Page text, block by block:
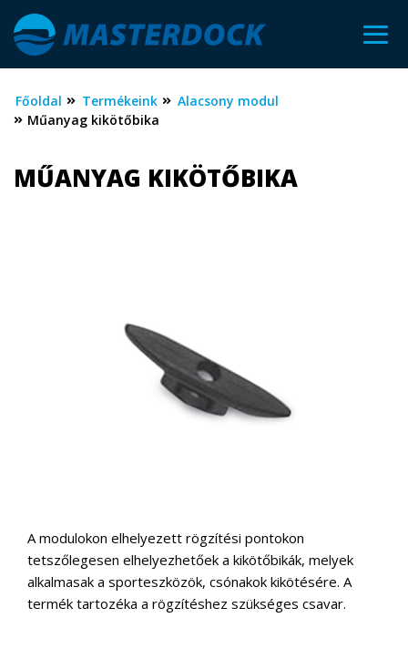
Főoldal Termékeink
Alacsony modul
Műanyag kikötőbika
MŰANYAG KIKÖTŐBIKA
A modulokon elhelyezett rögzítési pontokon
tetszőlegesen elhelyezhetőek a kikötőbikák, melyek
alkalmasak a sporteszközök, csónakok kikötésére. A
termék tartozéka a rögzítéshez szükséges csavar.